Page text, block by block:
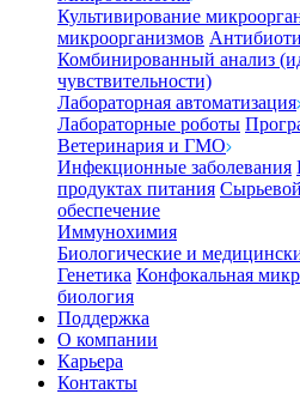
Культивирование
микроорганизмов
Комбинированный анализ
чувствительности)
Лабораторная автоматизация
Лабораторные роботы
Ветеринария и ГМО
Инфекционные заболевания
продуктах питания
обеспечение
Иммунохимия
Биологические и
Генетика Конфокальная
биология
Поддержка
О компании
Карьера
Контакты